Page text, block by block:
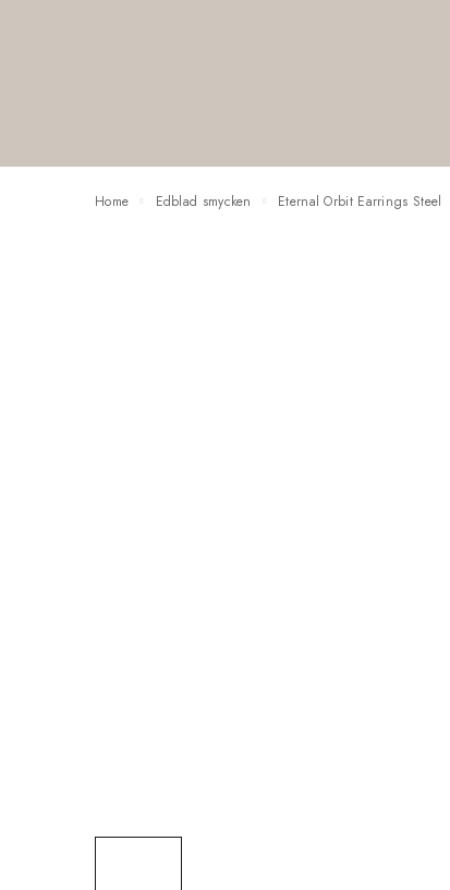
Home Edblad smycken Eternal Orbit Earrings Steel